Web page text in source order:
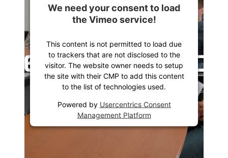
We need your consent to load
the Vimeo service!
This content is not permitted to load due
to trackers that are not disclosed to the
visitor. The website owner needs to setup
the site with their CMP to add this content
to the list of technologies used.
Powered by Usercentrics Consent
Management Platform